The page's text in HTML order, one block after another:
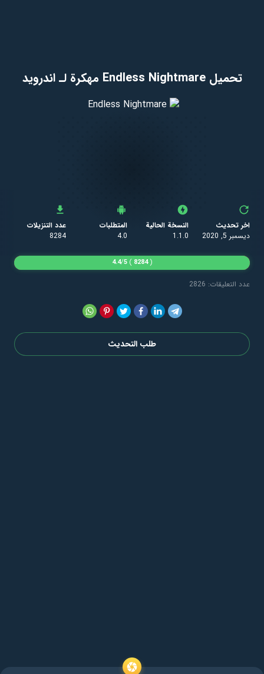
تحميل Endless Nightmare مهكرة لـ اندرويد
اخر تحديث
ديسمبر 5, 2020
النسخة الحالية
1.1.0
المتطلبات
4.0
عدد التنزيلات
8284
عدد التعليقات: 2826
(
8284
)
4.4/5
طلب التحديث